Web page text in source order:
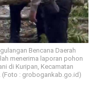
Bencana Daerah
menerima laporan pohon
di Kuripan, Kecamatan
(Foto : grobogankab.go.id)